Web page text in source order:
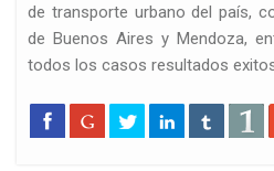
de transporte urbano del país,
de Buenos Aires y Mendoza,
todos los casos resultados